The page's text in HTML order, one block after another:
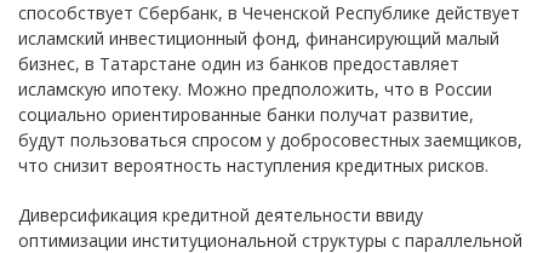
способствует Сбербанк, в Чеченской Республике действует
исламский инвестиционный фонд, финансирующий малый
бизнес, в Татарстане один из банков предоставляет
исламскую ипотеку. Можно предположить, что в России
социально ориентированные банки получат развитие,
будут пользоваться спросом у добросовестных заемщиков,
что снизит вероятность наступления кредитных рисков.
Диверсификация кредитной деятельности ввиду
оптимизации институциональной структуры с параллельной